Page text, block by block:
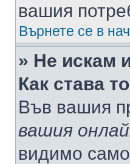
вашия
Върнете се в
» Не искам
Как става
Във вашия
вашия
видимо